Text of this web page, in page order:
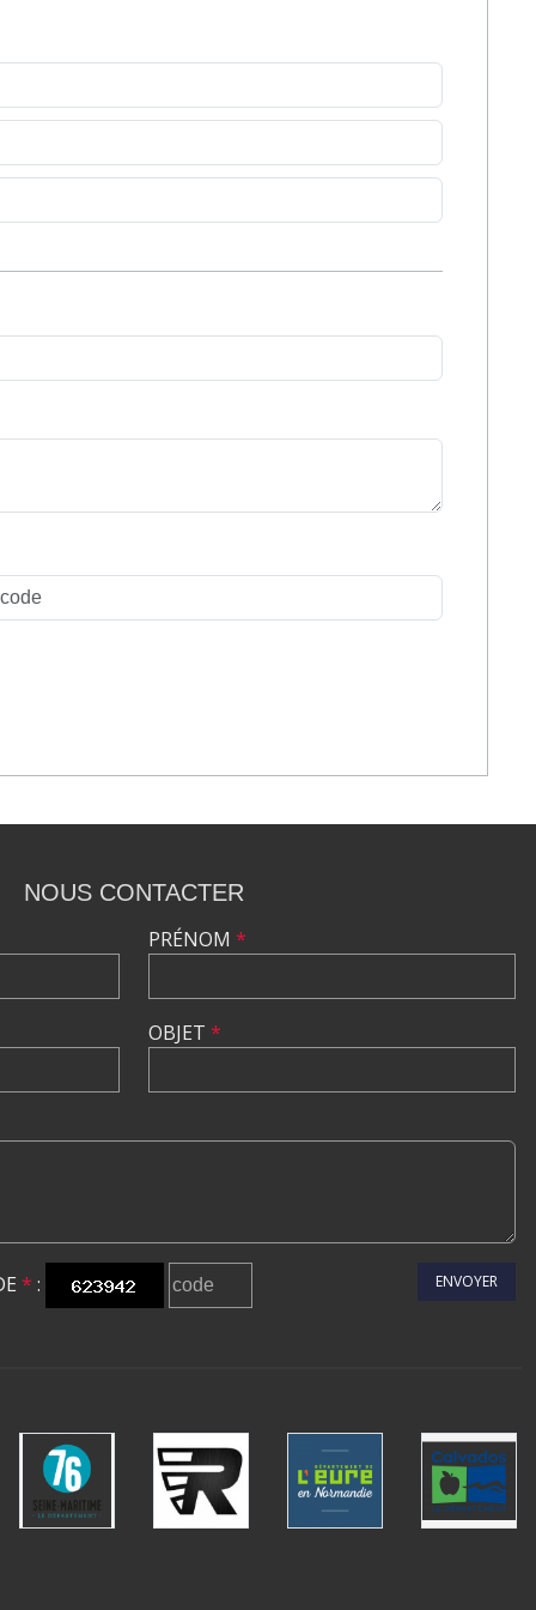
NOUS CONTACTER
PRÉNOM *
OBJET *
* : ENVOYER